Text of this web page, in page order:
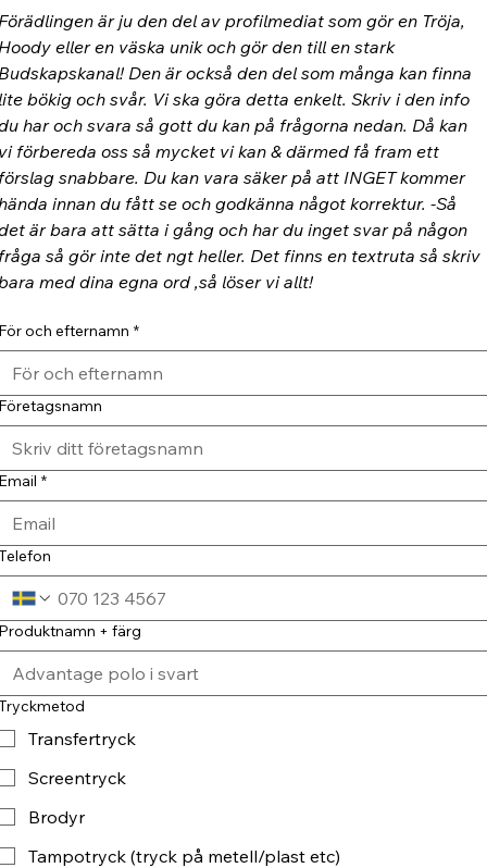
är ju den del av profilmediat som gör en Tröja,
eller en väska unik och gör den till en stark
Den är också den del som många kan finna
bökig och svår. Vi ska göra detta enkelt. Skriv i den info
har och svara så gott du kan på frågorna nedan. Då kan
förbereda oss så mycket vi kan & därmed få fram ett
snabbare. Du kan vara säker på att INGET kommer
innan du fått se och godkänna något korrektur. -Så
är bara att sätta i gång och har du inget svar på någon
så gör inte det ngt heller. Det finns en textruta så skriv
med dina egna ord ,så löser vi allt!
och efternamn *
*
+ färg
Transfertryck
Screentryck
Brodyr
Tampotryck (tryck på metell/plast etc)